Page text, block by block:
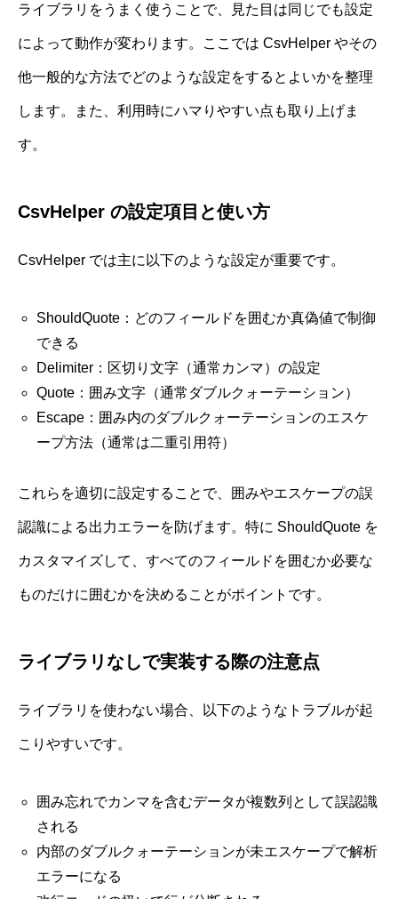
ライブラリをうまく使うことで、見た目は同じでも設定
によって動作が変わります。ここでは CsvHelper やその
他一般的な方法でどのような設定をするとよいかを整理
します。また、利用時にハマりやすい点も取り上げま
す。
CsvHelper の設定項目と使い方
CsvHelper では主に以下のような設定が重要です。
ShouldQuote：どのフィールドを囲むか真偽値で制御
できる
Delimiter：区切り文字（通常カンマ）の設定
Quote：囲み文字（通常ダブルクォーテーション）
Escape：囲み内のダブルクォーテーションのエスケ
ープ方法（通常は二重引用符）
これらを適切に設定することで、囲みやエスケープの誤
認識による出力エラーを防げます。特に ShouldQuote を
カスタマイズして、すべてのフィールドを囲むか必要な
ものだけに囲むかを決めることがポイントです。
ライブラリなしで実装する際の注意点
ライブラリを使わない場合、以下のようなトラブルが起
こりやすいです。
囲み忘れでカンマを含むデータが複数列として誤認識
される
内部のダブルクォーテーションが未エスケープで解析
エラーになる